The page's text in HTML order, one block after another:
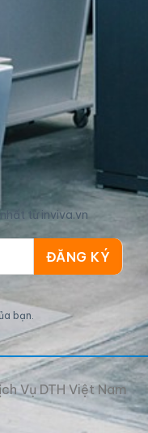
từ inviva.vn
bạn.
Vụ DTH Việt Nam